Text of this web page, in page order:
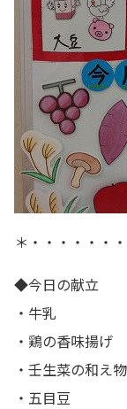
＊・・・・・・
◆今日の献立
・牛乳
・鶏の香味揚げ
・壬生菜の和え物
・五目豆